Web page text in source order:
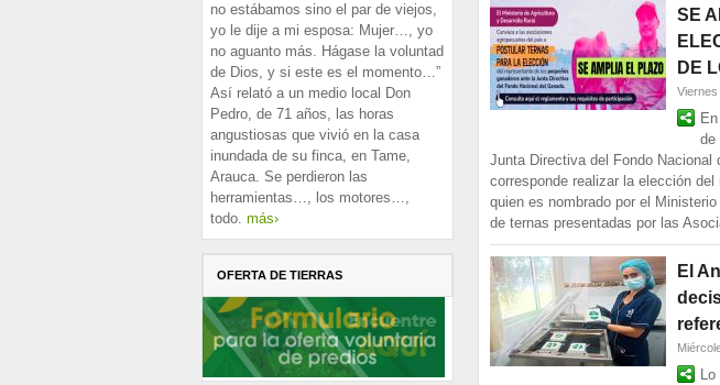
no estábamos sino el par de viejos,
yo le dije a mi esposa: Mujer…, yo
no aguanto más. Hágase la voluntad
de Dios, y si este es el momento…”
Así relató a un medio local Don
Pedro, de 71 años, las horas
angustiosas que vivió en la casa
inundada de su finca, en Tame,
Arauca. Se perdieron las
herramientas…, los motores…,
todo. más›
OFERTA DE TIERRAS
SE
DE
Viernes
de
Junta Directiva del Fondo Nacional
corresponde realizar la elección
quien es nombrado por el
de ternas presentadas por las
El